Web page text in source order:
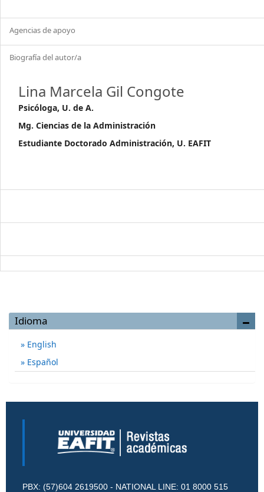
Agencias de apoyo
Biografía del autor/a
Lina Marcela Gil Congote
Psicóloga, U. de A.
Mg. Ciencias de la Administración
Estudiante Doctorado Administración, U. EAFIT
Idioma
English
Español
PBX: (57)604 2619500 - NATIONAL LINE: 01 8000 515